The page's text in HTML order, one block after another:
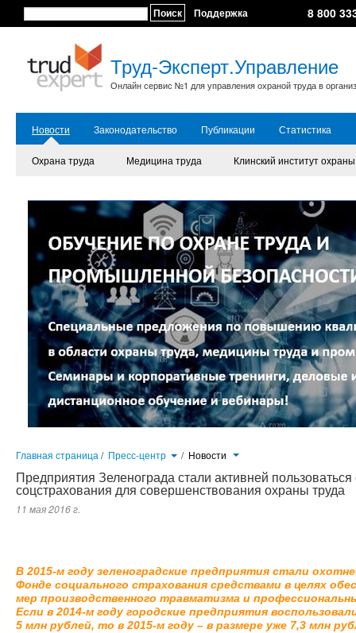
Поиск Поддержка 8 800
Труд-Эксперт.Управление
Онлайн сервис №1 для управления охраной труда в
Новости Законодательство Публикации Статистика
Охрана труда Медицина труда Клинский институт
Главная страница / Пресс-центр / Новости
Предприятия Зеленограда стали активней
соцстрахования для совершенствования охраны труда
11 мая 2016 г.
В 2015-м году зеленоградские предприятия стали
Фонде социального страхования средствами в целях
мер производственного травматизма и
Если в 2014-м году городские предприятия
5 млн рублей, то в 2015-м году – в размере уже 7,3 млн